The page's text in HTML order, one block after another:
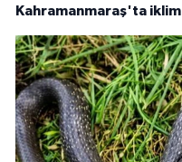
Kahramanmaraş'ta